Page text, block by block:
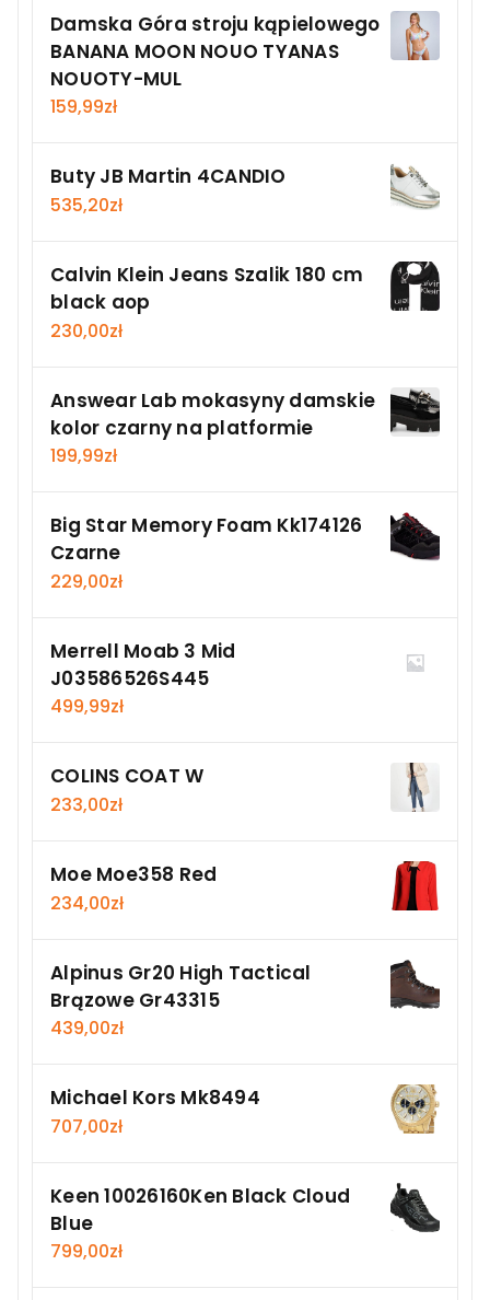
Damska Góra stroju kąpielowego
BANANA MOON NOUO TYANAS
NOUOTY-MUL
159,99zł
Buty JB Martin 4CANDIO
535,20zł
Calvin Klein Jeans Szalik 180 cm
black aop
230,00zł
Answear Lab mokasyny damskie
kolor czarny na platformie
199,99zł
Big Star Memory Foam Kk174126
Czarne
229,00zł
Merrell Moab 3 Mid
J03586526S445
499,99zł
COLINS COAT W
233,00zł
Moe Moe358 Red
234,00zł
Alpinus Gr20 High Tactical
Brązowe Gr43315
439,00zł
Michael Kors Mk8494
707,00zł
Keen 10026160Ken Black Cloud
Blue
799,00zł